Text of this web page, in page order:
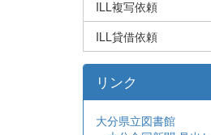
ILL複写依頼
ILL貸借依頼
リンク
大分県立図書館